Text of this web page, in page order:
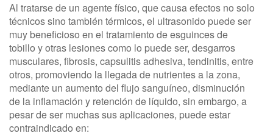
Al tratarse de un agente físico, que causa efectos no solo
técnicos sino también térmicos, el ultrasonido puede ser
muy beneficioso en el tratamiento de esguinces de
tobillo y otras lesiones como lo puede ser, desgarros
musculares, fibrosis, capsulitis adhesiva, tendinitis, entre
otros, promoviendo la llegada de nutrientes a la zona,
mediante un aumento del flujo sanguíneo, disminución
de la inflamación y retención de líquido, sin embargo, a
pesar de ser muchas sus aplicaciones, puede estar
contraindicado en: